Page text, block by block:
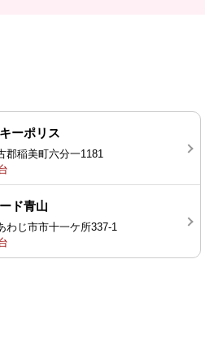
ーポリス
郡稲美町六分一1181
ド青山
わじ市市十一ケ所337-1